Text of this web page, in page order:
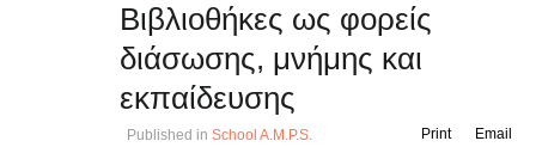
Βιβλιοθήκες ως φορείς
διάσωσης, μνήμης και
εκπαίδευσης
Published in School A.M.P.S. Email
Print